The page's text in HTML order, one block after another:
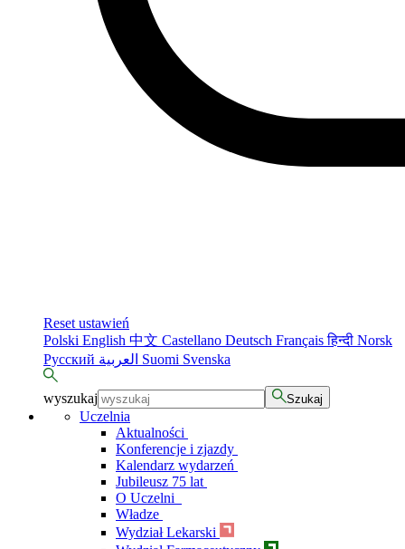
Reset ustawień
Polski English 中文 Castellano Deutsch Françaisहिन्दी Norsk
Русский
Suomi Svenska
wyszukaj Szukaj
Uczelnia
Aktualności
Konferencje i zjazdy
Kalendarz wydarzeń
Jubileusz 75 lat
O Uczelni
Władze
Wydział Lekarski